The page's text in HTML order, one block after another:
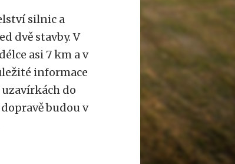
silnic a
dvě stavby. V
asi 7 km a v
informace
do
budou v